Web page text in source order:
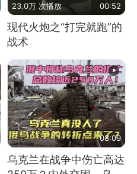
23.0万 次播放 00:52
现代火炮之“打完就跑”的
战术
08:09
乌克兰在战争中伤亡高达